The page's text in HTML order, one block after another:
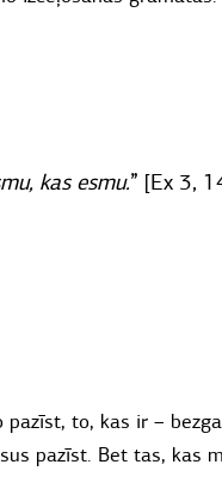
kas esmu.” [Ex 3,
pazīst, to, kas ir –
pazīst. Bet tas, kas